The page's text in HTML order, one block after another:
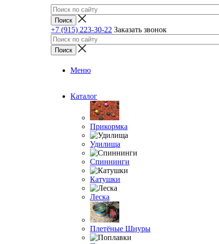
+7 (915) 223-30-22 Заказать звонок
Меню
Каталог
Прикормка
Удилища
Спиннинги
Катушки
Леска
Плетёные Шнуры